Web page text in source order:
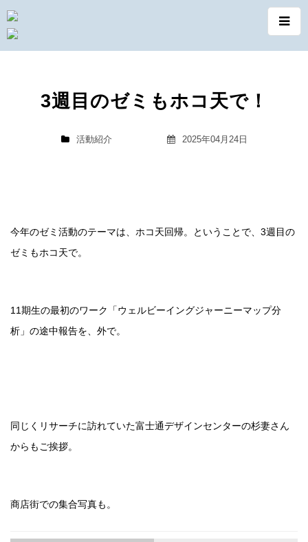
3週目のゼミもホコ天で！
活動紹介 2025年04月24日
今年のゼミ活動のテーマは、ホコ天回帰。ということで、3週目の
ゼミもホコ天で。
11期生の最初のワーク「ウェルビーイングジャーニーマップ分
析」の途中報告を、外で。
同じくリサーチに訪れていた富士通デザインセンターの杉妻さん
からもご挨拶。
商店街での集合写真も。